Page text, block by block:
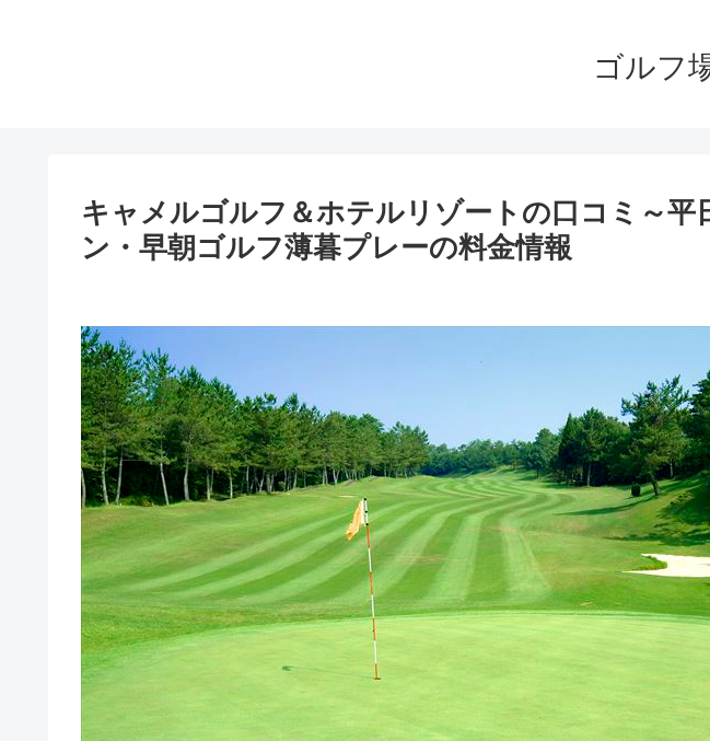
ゴルフ
キャメルゴルフ＆ホテルリゾートの口コミ～平
ン・早朝ゴルフ薄暮プレーの料金情報